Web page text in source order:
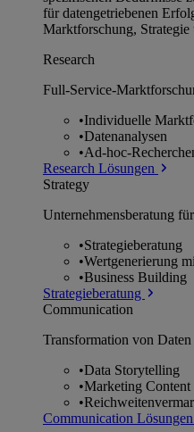
für datengetriebenen
Marktforschung,
Research
Full-Service-
•Individuelle
•Datenanalysen
•Ad-hoc-
Research Lösungen
Strategy
Unternehmens­beratung
•Strategieberatung
•Wertgenerierung
•Business Building
Strategieberatung
Communication
Transformation von
•Data Storytelling
•Marketing Content
•
Communication Lösungen